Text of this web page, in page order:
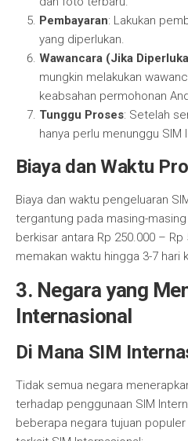
Pembayaran: Lakukan
yang diperlukan.
Wawancara (Jika
mungkin melakukan
keabsahan permohonan
Tunggu Proses: Setelah
hanya perlu menunggu
Biaya dan Waktu
Biaya dan waktu pengeluaran
tergantung pada masing-
berkisar antara Rp 250.000 –
memakan waktu hingga 3-7 hari
3. Negara yang
Internasional
Di Mana SIM
Tidak semua negara
terhadap penggunaan SIM
beberapa negara tujuan